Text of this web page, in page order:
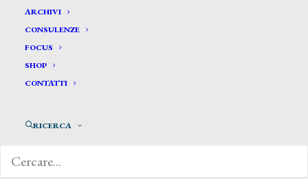
ARCHIVI
CONSULENZE
FOCUS
SHOP
CONTATTI
RICERCA
Denis Maurice